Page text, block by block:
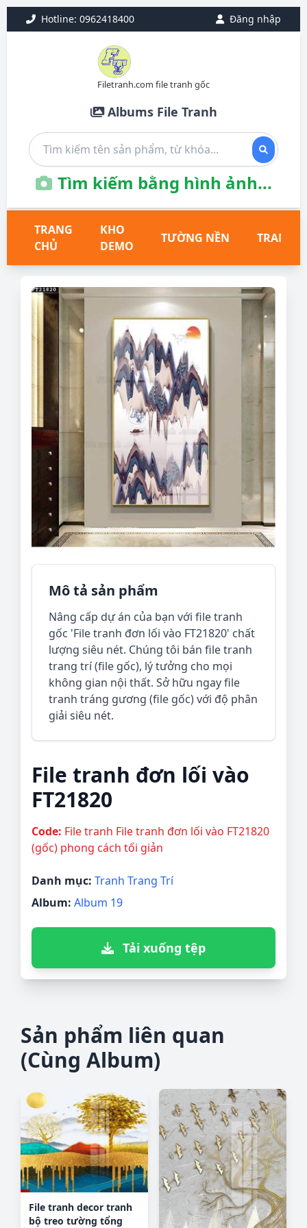
Hotline: 0962418400 Đăng nhập
Filetranh.com file tranh gốc
Albums File Tranh
Tìm kiếm bằng hình ảnh...
TRANG
CHỦ
KHO
DEMO
TƯỜNG NỀN TRANH
Mô tả sản phẩm
Nâng cấp dự án của bạn với file tranh
gốc 'File tranh đơn lối vào FT21820' chất
lượng siêu nét. Chúng tôi bán file tranh
trang trí (file gốc), lý tưởng cho mọi
không gian nội thất. Sở hữu ngay file
tranh tráng gương (file gốc) với độ phân
giải siêu nét.
File tranh đơn lối vào
FT21820
Code: File tranh File tranh đơn lối vào FT21820
(gốc) phong cách tối giản
Danh mục: Tranh Trang Trí
Album: Album 19
Tải xuống tệp
Sản phẩm liên quan
(Cùng Album)
File tranh decor tranh
bộ treo tường tổng